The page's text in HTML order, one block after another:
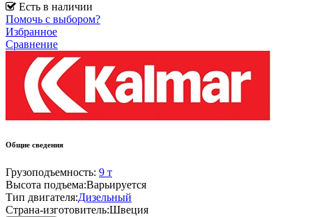
Есть в наличии
Помочь с выбором?
Избранное
Сравнение
Общие сведения
Грузоподъемность: 9 т
Высота подъема:Варьируется
Тип двигателя:Дизельный
Страна-изготовитель:Швеция